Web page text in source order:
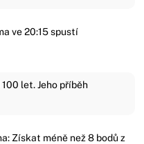
ve 20:15 spustí
let. Jeho příběh
Získat méně než 8 bodů z